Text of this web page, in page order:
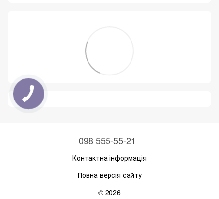
098 555-55-21
Контактна інформація
Повна версія сайту
© 2026